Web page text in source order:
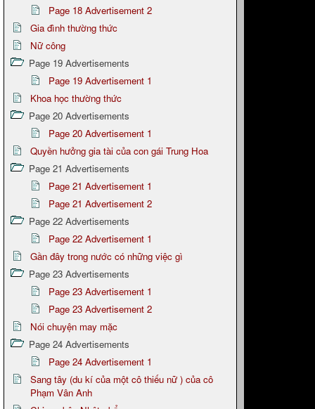
Page 18 Advertisement 2
Gia đình thường thức
Nữ công
Page 19 Advertisements
Page 19 Advertisement 1
Khoa học thường thức
Page 20 Advertisements
Page 20 Advertisement 1
Quyền hưởng gia tài của con gái Trung Hoa
Page 21 Advertisements
Page 21 Advertisement 1
Page 21 Advertisement 2
Page 22 Advertisements
Page 22 Advertisement 1
Gần đây trong nước có những việc gì
Page 23 Advertisements
Page 23 Advertisement 1
Page 23 Advertisement 2
Nói chuyện may mặc
Page 24 Advertisements
Page 24 Advertisement 1
Sang tây (du kí của một cô thiếu nữ ) của cô
Phạm Vân Anh